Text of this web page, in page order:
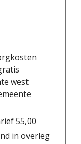
west
55,00
in overleg